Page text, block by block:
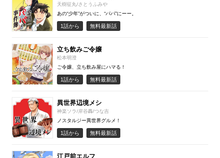
天樹征丸/さとうふみや
あの“少年”がついに、“パパ”にーー。
1話から 無料最新話
立ち飲みご令嬢
松本明澄
ご令嬢、立ち飲み屋にハマる！
1話から 無料最新話
異世界辺境メシ
神楽ソラ/岸谷轟/つな吉
ノスタルジー異世界グルメ！
1話から 無料最新話
江戸前エルフ